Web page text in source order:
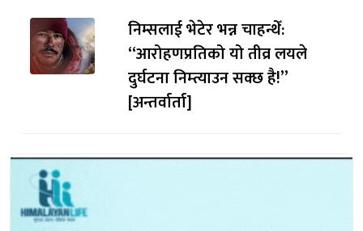
निम्सलाई भेटेर भन्न चाहन्थेँ:
“आरोहणप्रतिको यो तीव्र लयले
दुर्घटना निम्त्याउन सक्छ है!”
[अन्तर्वार्ता]